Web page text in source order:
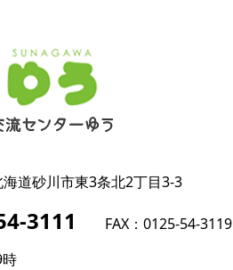
海道砂川市東3条北2丁目3-3
3111
FAX：0125-54-3119